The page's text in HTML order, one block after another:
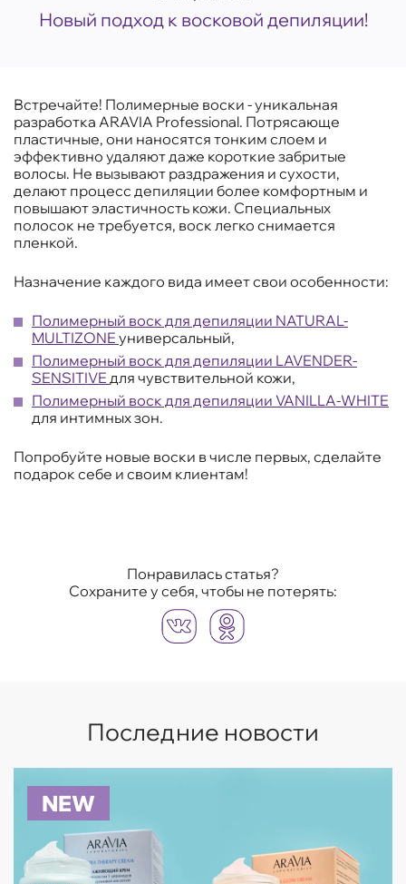
Новый подход к восковой депиляции!
Встречайте! Полимерные воски - уникальная
разработка ARAVIA Professional. Потрясающе
пластичные, они наносятся тонким слоем и
эффективно удаляют даже короткие забритые
волосы. Не вызывают раздражения и сухости,
делают процесс депиляции более комфортным и
повышают эластичность кожи. Специальных
полосок не требуется, воск легко снимается
пленкой.
Назначение каждого вида имеет свои особенности:
Полимерный воск для депиляции NATURAL-
MULTIZONE универсальный,
Полимерный воск для депиляции LAVENDER-
SENSITIVE для чувствительной кожи,
Полимерный воск для депиляции VANILLA-WHITE
для интимных зон.
Попробуйте новые воски в числе первых, сделайте
подарок себе и своим клиентам!
Понравилась статья?
Сохраните у себя, чтобы не потерять:
Последние новости
NEW